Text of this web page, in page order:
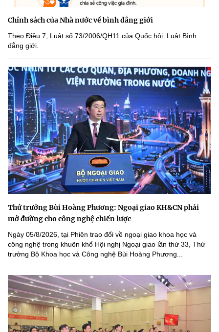
Chính sách của Nhà nước về bình đẳng giới
Theo Điều 7, Luật số 73/2006/QH11 của Quốc hội: Luật Bình
đẳng giới.
Thứ trưởng Bùi Hoàng Phương: Ngoại giao KH&CN phải
mở đường cho công nghệ chiến lược
Ngày 05/8/2026, tại Phiên trao đổi về ngoại giao khoa học và
công nghệ trong khuôn khổ Hội nghị Ngoại giao lần thứ 33, Thứ
trưởng Bộ Khoa học và Công nghệ Bùi Hoàng Phương...